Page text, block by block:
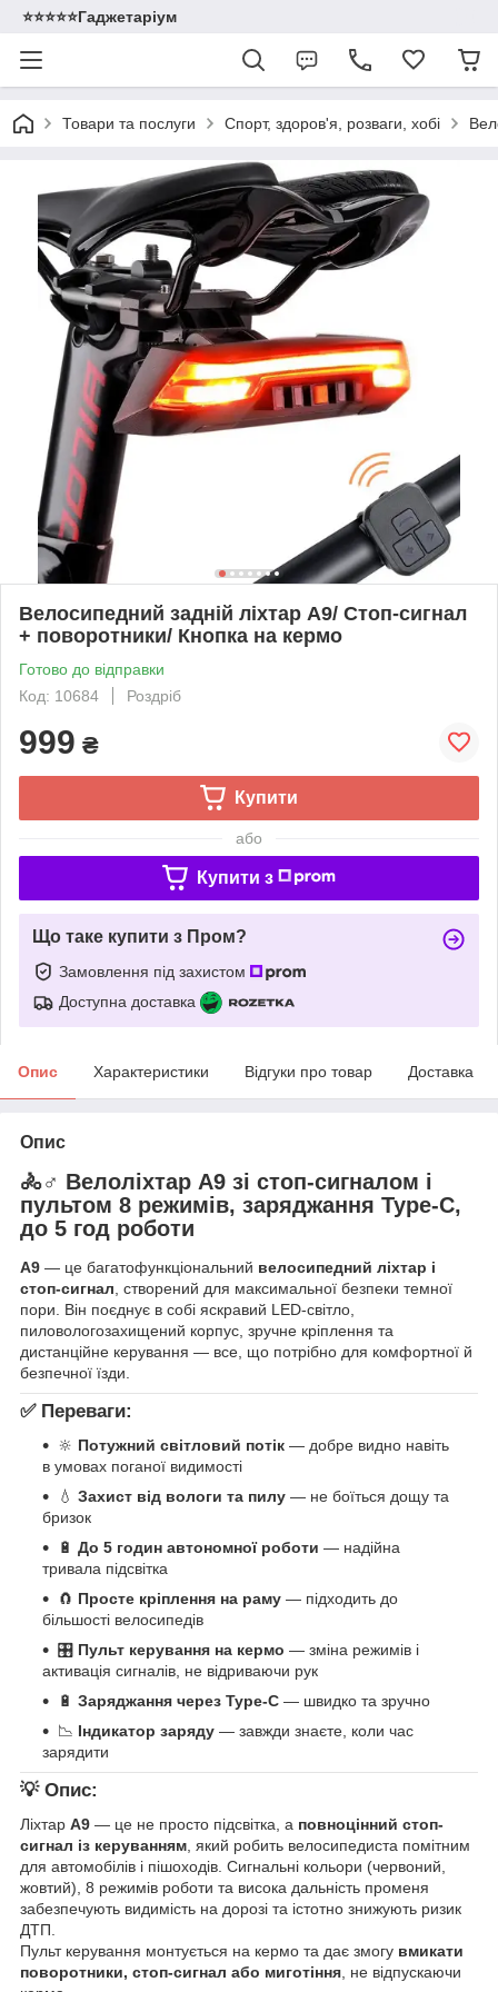
⭐️⭐️⭐️⭐️⭐️Гаджетаріум
Товари та послуги Спорт, здоров'я, розваги, хобі
Велосипедний задній ліхтар A9/ Стоп-сигнал
+ поворотники/ Кнопка на кермо
Готово до відправки
Код: 10684
Роздріб
999 ₴
Купити
або
Купити з
Що таке купити з Пром?
Замовлення під захистом
Доступна доставка
Опис Характеристики Відгуки про товар Доставка
Опис
🚴♂️ Велоліхтар A9 зі стоп-сигналом і
пультом 8 режимів, заряджання Type-C,
до 5 год роботи
A9 — це багатофункціональний велосипедний ліхтар і
стоп-сигнал, створений для максимальної безпеки темної
пори. Він поєднує в собі яскравий LED-світло,
пиловологозахищений корпус, зручне кріплення та
дистанційне керування — все, що потрібно для комфортної й
безпечної їзди.
✅ Переваги:
🔆 Потужний світловий потік — добре видно навіть
в умовах поганої видимості
💧 Захист від вологи та пилу — не боїться дощу та
бризок
🔋 До 5 годин автономної роботи — надійна
тривала підсвітка
🧲 Просте кріплення на раму — підходить до
більшості велосипедів
🎛️ Пульт керування на кермо — зміна режимів і
активація сигналів, не відриваючи рук
🔋 Заряджання через Type-C — швидко та зручно
📉 Індикатор заряду — завжди знаєте, коли час
зарядити
💡 Опис:
Ліхтар A9 — це не просто підсвітка, а повноцінний стоп-
сигнал із керуванням , який робить велосипедиста помітним
для автомобілів і пішоходів. Сигнальні кольори (червоний,
жовтий), 8 режимів роботи та висока дальність променя
забезпечують видимість на дорозі та істотно знижують ризик
ДТП.
Пульт керування монтується на кермо та дає змогу вмикати
поворотники, стоп-сигнал або миготіння , не відпускаючи